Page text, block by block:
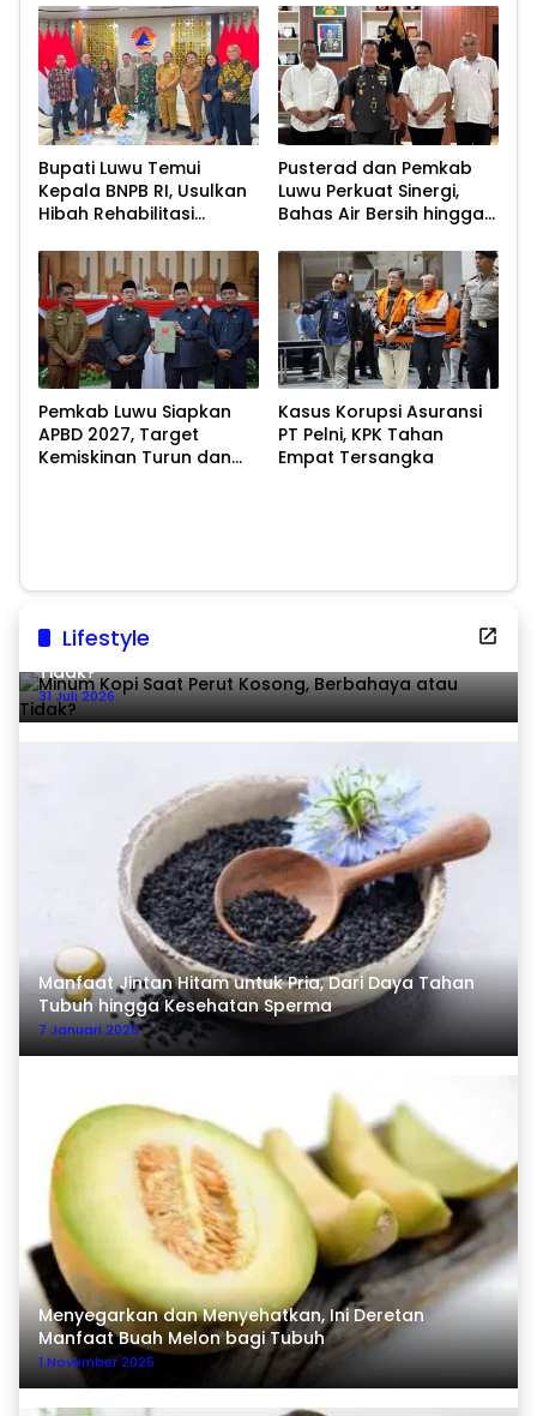
Bupati Luwu Temui
Kepala BNPB RI, Usulkan
Hibah Rehabilitasi
Pusterad dan Pemkab
Luwu Perkuat Sinergi,
Bahas Air Bersih hingga
Pascabencana
Pemkab Luwu Siapkan
APBD 2027, Target
Kemiskinan Turun dan
Kasus Korupsi Asuransi
PT Pelni, KPK Tahan
Empat Tersangka
Lifestyle
Minum Kopi Saat Perut Kosong, Berbahaya atau
Tidak?
31 Juli 2026
Manfaat Jintan Hitam untuk Pria, Dari Daya Tahan
Tubuh hingga Kesehatan Sperma
7 Januari 2026
Menyegarkan dan Menyehatkan, Ini Deretan
Manfaat Buah Melon bagi Tubuh
1 November 2025